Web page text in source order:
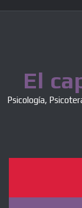
El
Psicología,